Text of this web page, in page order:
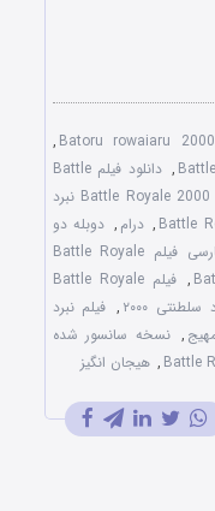
Batoru rowaiaru 2000
,
,
دانلود فیلم Battle
دانلود فیلم Battle Royale 2000 نبرد
, درام , دوبله دو
دوبله فارسی فیلم Battle Royale
,
فیلم Battle Royale
۲۰۰۰ , فیلم نبرد
, نسخه سانسور شده
, هیجان انگیز